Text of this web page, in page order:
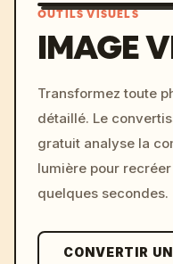
OUTILS VISUELS
IMAGE
Transformez toute
détaillé. Le
gratuit analyse la
lumière pour
quelques secondes.
CONVERTIR